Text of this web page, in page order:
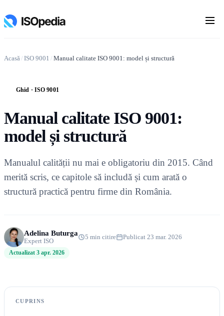
Acasă/ ISO 9001 / Manual calitate ISO 9001: model și structură
Ghid · ISO 9001
Manual calitate ISO 9001:
model și structură
Manualul calității nu mai e obligatoriu din 2015. Când
merită scris, ce capitole să includă și cum arată o
structură practică pentru firme din România.
Adelina Buturga
Expert ISO
5 min citire Publicat 23 mar. 2026
Actualizat 3 apr. 2026
CUPRINS